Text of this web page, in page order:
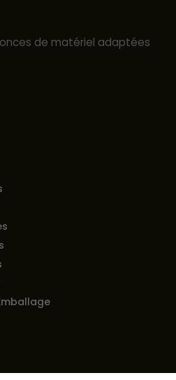
de matériel adaptées